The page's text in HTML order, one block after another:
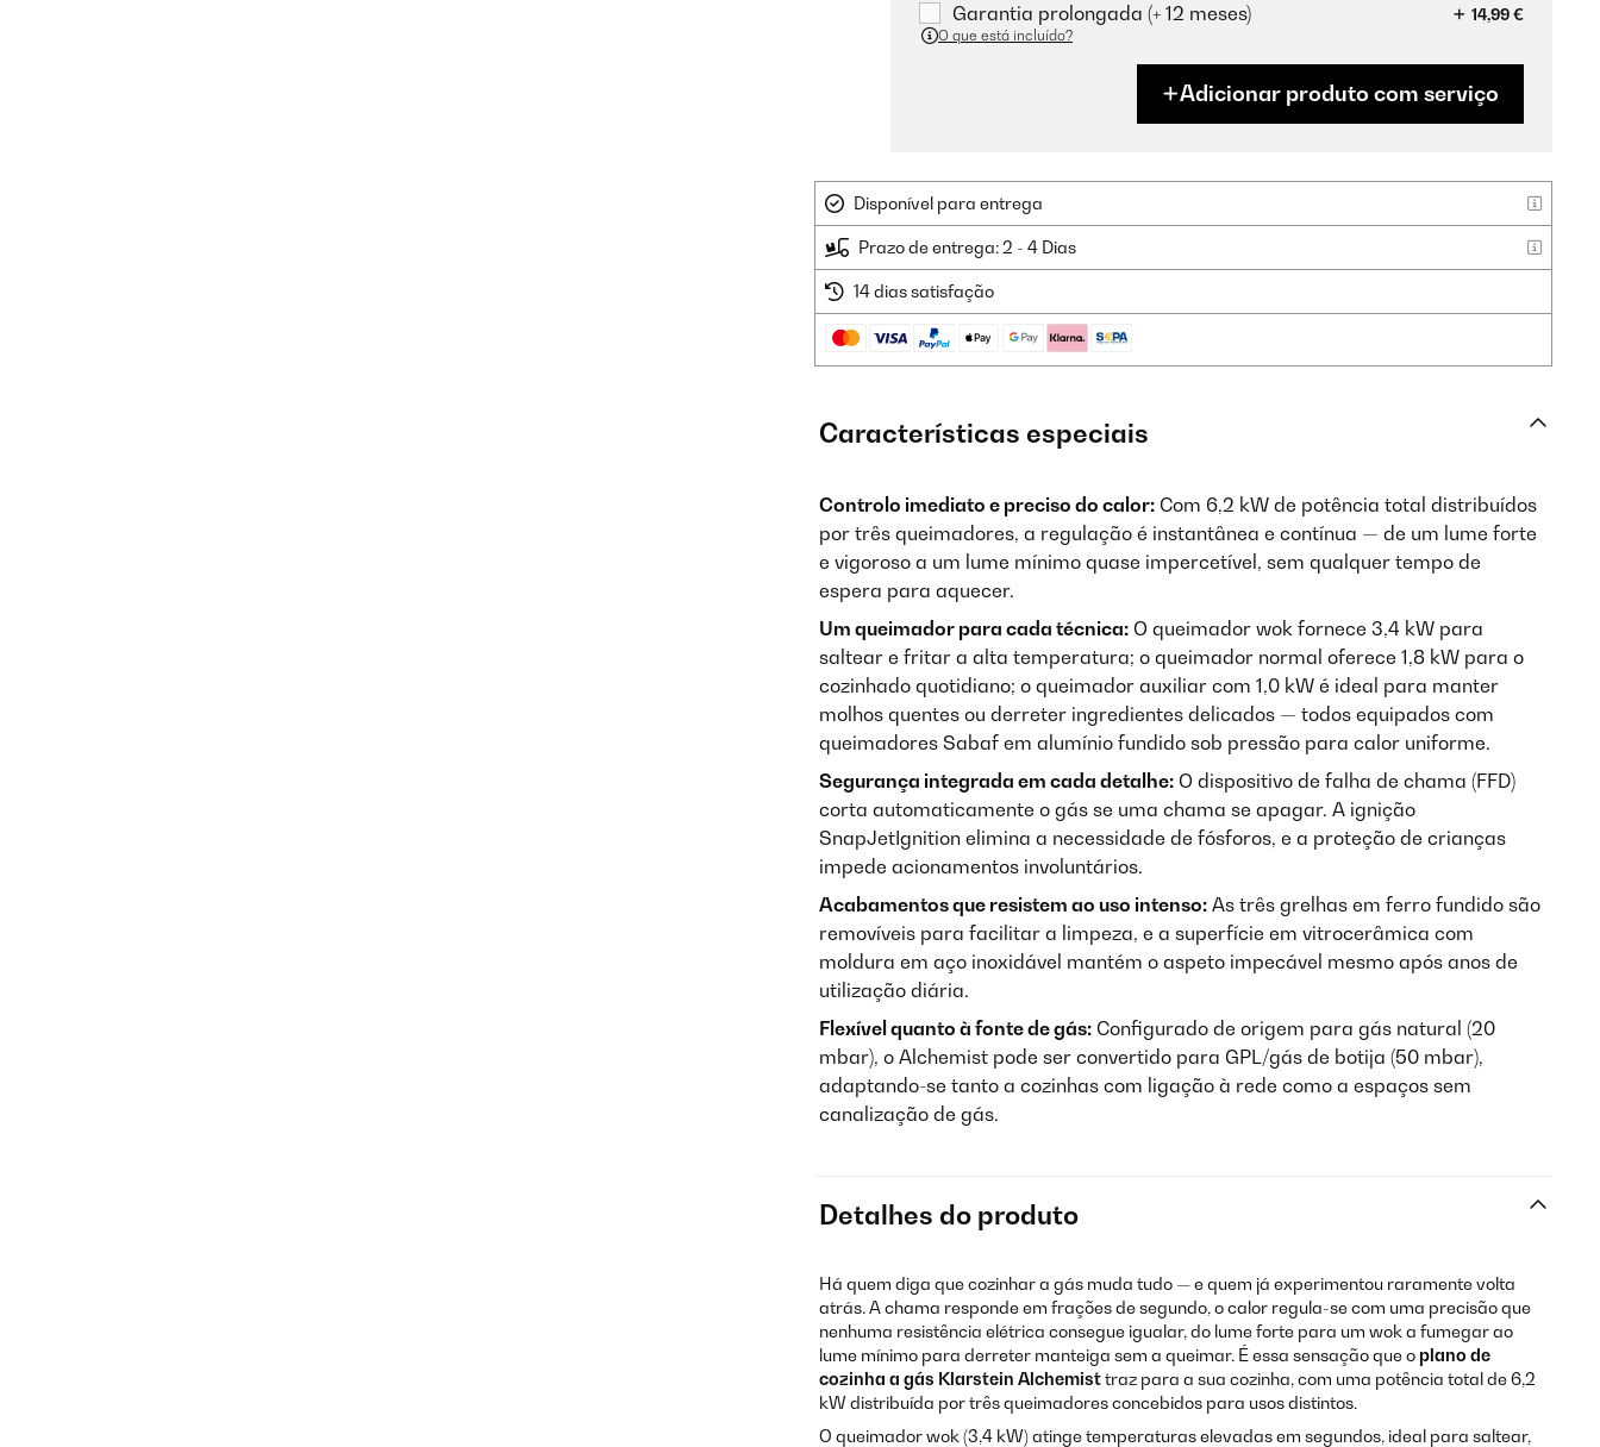
Garantia prolongada (+ 12 meses)
14,99 €
O que está incluído?
Adicionar produto com serviço
Disponível para entrega
Prazo de entrega: 2 - 4 Dias
14 dias satisfação
Características especiais
Controlo imediato e preciso do calor: Com 6,2 kW de potência total distribuídos
por três queimadores, a regulação é instantânea e contínua — de um lume forte
e vigoroso a um lume mínimo quase impercetível, sem qualquer tempo de
espera para aquecer.
Um queimador para cada técnica: O queimador wok fornece 3,4 kW para
saltear e fritar a alta temperatura; o queimador normal oferece 1,8 kW para o
cozinhado quotidiano; o queimador auxiliar com 1,0 kW é ideal para manter
molhos quentes ou derreter ingredientes delicados — todos equipados com
queimadores Sabaf em alumínio fundido sob pressão para calor uniforme.
Segurança integrada em cada detalhe: O dispositivo de falha de chama (FFD)
corta automaticamente o gás se uma chama se apagar. A ignição
SnapJetIgnition elimina a necessidade de fósforos, e a proteção de crianças
impede acionamentos involuntários.
Acabamentos que resistem ao uso intenso: As três grelhas em ferro fundido são
removíveis para facilitar a limpeza, e a superfície em vitrocerâmica com
moldura em aço inoxidável mantém o aspeto impecável mesmo após anos de
utilização diária.
Flexível quanto à fonte de gás: Configurado de origem para gás natural (20
mbar), o Alchemist pode ser convertido para GPL/gás de botija (50 mbar),
adaptando-se tanto a cozinhas com ligação à rede como a espaços sem
canalização de gás.
Detalhes do produto
Há quem diga que cozinhar a gás muda tudo — e quem já experimentou raramente volta
atrás. A chama responde em frações de segundo, o calor regula-se com uma precisão que
nenhuma resistência elétrica consegue igualar, do lume forte para um wok a fumegar ao
lume mínimo para derreter manteiga sem a queimar. É essa sensação que o plano de
cozinha a gás Klarstein Alchemisttraz para a sua cozinha, com uma potência total de 6,2
kW distribuída por três queimadores concebidos para usos distintos.
O queimador wok (3,4 kW) atinge temperaturas elevadas em segundos, ideal para saltear,